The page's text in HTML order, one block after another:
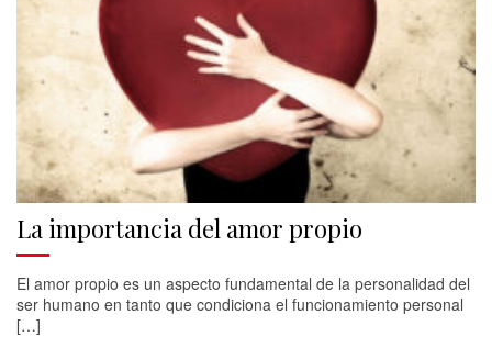
La importancia del amor propio
El amor propio es un aspecto fundamental de la personalidad del
ser humano en tanto que condiciona el funcionamiento personal
[…]